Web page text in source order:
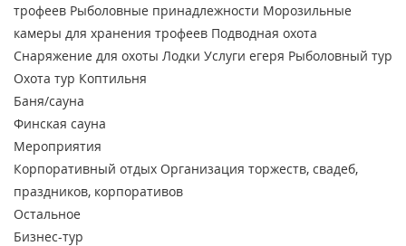
трофеев Рыболовные принадлежности Морозильные
камеры для хранения трофеев Подводная охота
Снаряжение для охоты Лодки Услуги егеря Рыболовный тур
Охота тур Коптильня
Баня/сауна
Финская сауна
Мероприятия
Корпоративный отдых Организация торжеств, свадеб,
праздников, корпоративов
Остальное
Бизнес-тур